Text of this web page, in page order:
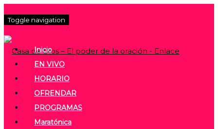
Toggle navigation
Inicio
EN VIVO
HORARIO
OFRENDAR
PROGRAMAS
Maratónica